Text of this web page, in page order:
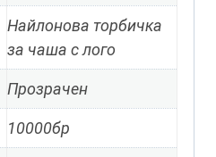
Найлонова торбичка
за чаша с лого
Прозрачен
10000бр